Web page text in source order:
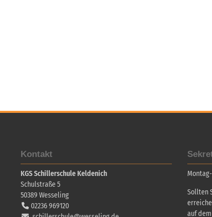
Kontakt
KGS Schillerschule Keldenich
Schulstraße 5
50389 Wesseling
02236 969120
Sollten
auf